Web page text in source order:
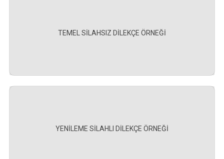
TEMEL SİLAHSIZ DİLEKÇE ÖRNEĞİ
YENİLEME SİLAHLI DİLEKÇE ÖRNEĞİ